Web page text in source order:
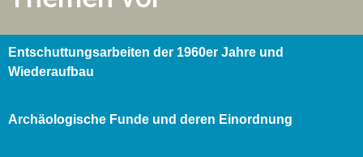
Entschuttungsarbeiten der 1960er Jahre und
Wiederaufbau
Archäologische Funde und deren Einordnung